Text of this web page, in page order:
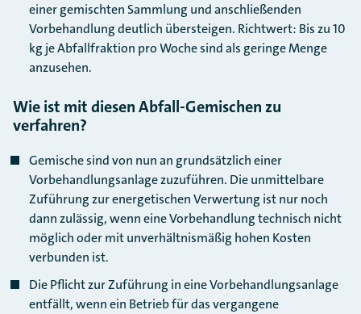
einer gemischten Sammlung und anschließenden
Vorbehandlung deutlich übersteigen. Richtwert: Bis zu 10
kg je Abfallfraktion pro Woche sind als geringe Menge
anzusehen.
Wie ist mit diesen Abfall-Gemischen zu
verfahren?
Gemische sind von nun an grundsätzlich einer
Vorbehandlungsanlage zuzuführen. Die unmittelbare
Zuführung zur energetischen Verwertung ist nur noch
dann zulässig, wenn eine Vorbehandlung technisch nicht
möglich oder mit unverhältnismäßig hohen Kosten
verbunden ist.
Die Pflicht zur Zuführung in eine Vorbehandlungsanlage
entfällt, wenn ein Betrieb für das vergangene